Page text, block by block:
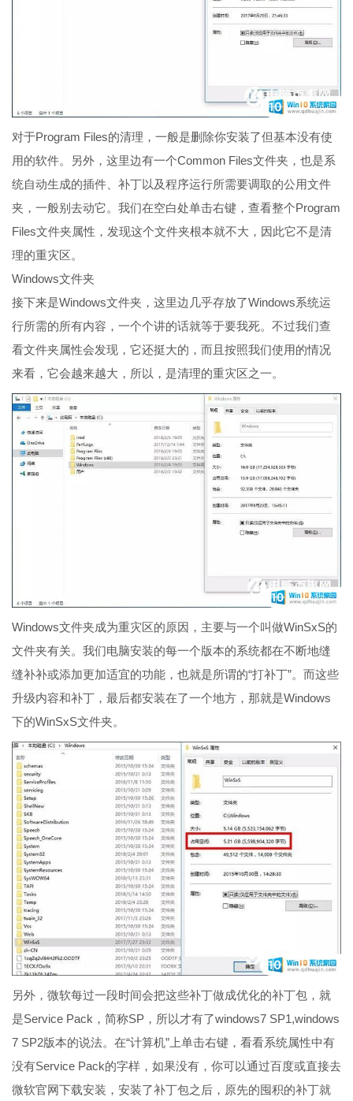
对于Program Files的清理，一般是删除你安装了但基本没有使
用的软件。另外，这里边有一个Common Files文件夹，也是系
统自动生成的插件、补丁以及程序运行所需要调取的公用文件
夹，一般别去动它。我们在空白处单击右键，查看整个Program
Files文件夹属性，发现这个文件夹根本就不大，因此它不是清
理的重灾区。
Windows文件夹
接下来是Windows文件夹，这里边几乎存放了Windows系统运
行所需的所有内容，一个个讲的话就等于要我死。不过我们查
看文件夹属性会发现，它还挺大的，而且按照我们使用的情况
来看，它会越来越大，所以，是清理的重灾区之一。
Windows文件夹成为重灾区的原因，主要与一个叫做WinSxS的
文件夹有关。我们电脑安装的每一个版本的系统都在不断地缝
缝补补或添加更加适宜的功能，也就是所谓的“打补丁”。而这些
升级内容和补丁，最后都安装在了一个地方，那就是Windows
下的WinSxS文件夹。
另外，微软每过一段时间会把这些补丁做成优化的补丁包，就
是Service Pack，简称SP，所以才有了windows7 SP1,windows
7 SP2版本的说法。在“计算机”上单击右键，看看系统属性中有
没有Service Pack的字样，如果没有，你可以通过百度或直接去
微软官网下载安装，安装了补丁包之后，原先的囤积的补丁就